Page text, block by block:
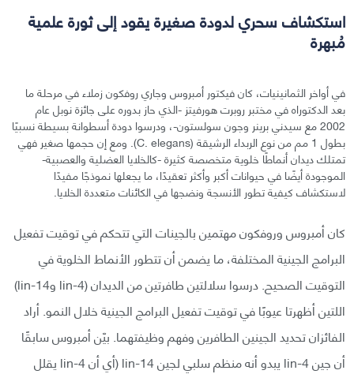
استكشاف سحري لدودة صغيرة يقود إلى ثورة علمية
مُبهرة
في أواخر الثمانينيات، كان فيكتور أمبروس وجاري روفكون زملاء في مرحلة ما
بعد الدكتوراه في مختبر روبرت هورفيتز -الذي حاز بدوره على جائزة نوبل عام
2002 مع سيدني برينر وجون سولستون-، ودرسوا دودة أسطوانة بسيطة نسبيًا
بطول 1 مم من نوع الربداء الرشيقة (C. elegans). ومع إن حجمها صغير فهي
تمتلك ديدان أنماطًا خلوية متخصصة كثيرة -كالخلايا العضلية والعصبية-
الموجودة أيضًا في حيوانات أكبر وأكثر تعقيدًا، ما يجعلها نموذجًا مفيدًا
لاستكشاف كيفية تطور الأنسجة ونضجها في الكائنات متعددة الخلايا.
كان أمبروس وروفكون مهتمين بالجينات التي تتحكم في توقيت تفعيل
البرامج الجينية المختلفة، ما يضمن أن تتطور الأنماط الخلوية في
التوقيت الصحيح. درسوا سلالتين طافرتين من الديدان (lin-4 وlin-14)
اللتين أظهرتا عيوبًا في توقيت تفعيل البرامج الجينية خلال النمو. أراد
الفائزان تحديد الجينين الطافرين وفهم وظيفتهما. بيّن أمبروس سابقًا
أن جين lin-4 يبدو أنه منظم سلبي لجين lin-14 (أي أن lin-4 يقلل